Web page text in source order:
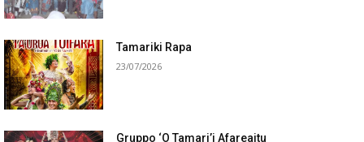
Tamariki Rapa
23/07/2026
Gruppo ‘O Tamari’i Afareaitu